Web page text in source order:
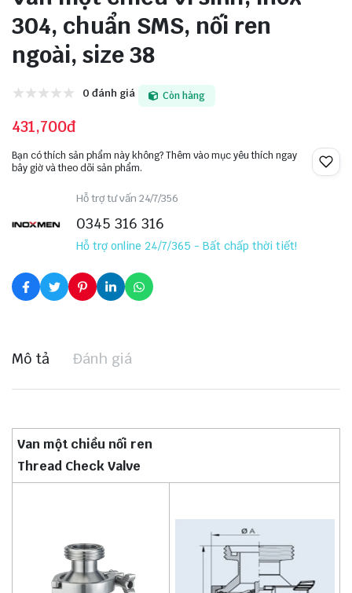
304, chuẩn SMS, nối ren
ngoài, size 38
0 đánh giá Còn hàng
431,700đ
Bạn có thích sản phẩm này không? Thêm vào mục yêu thích ngay
bây giờ và theo dõi sản phẩm.
Hỗ trợ tư vấn 24/7/356
0345 316 316
Hỗ trợ online 24/7/365 - Bất chấp thời tiết!
Mô tả Đánh giá
Van một chiều nối ren
Thread Check Valve